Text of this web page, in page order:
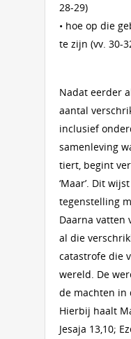
28-29)
• hoe op die
te zijn (vv. 30-
Nadat eerder
aantal
inclusief
samenleving
tiert, begint
‘Maar’. Dit
tegenstelling
Daarna vatten
al die
catastrofe die
wereld. De
de machten in
Hierbij haalt
Jesaja 13,10;